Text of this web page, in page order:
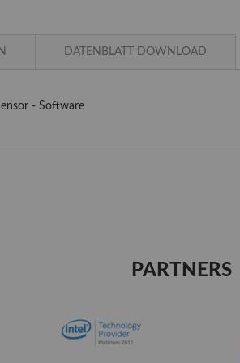
- Software
DATENBLATT DOWNLOAD
PARTNERS